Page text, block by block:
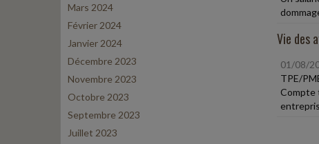
Mars 2024
Février 2024
Janvier 2024
Décembre 2023
Novembre 2023
Octobre 2023
Septembre 2023
Juillet 2023
Vie des
01/08/
TPE/
Compte